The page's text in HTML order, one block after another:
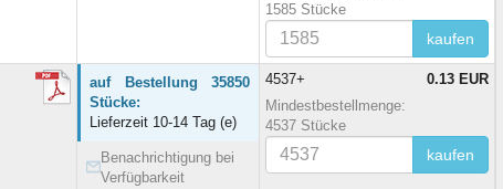
1585 Stücke
kaufen
auf Bestellung 35850
Stücke:
Lieferzeit 10-14 Tag (e)
Benachrichtigung bei
Verfügbarkeit
4537+
0.13 EUR
Mindestbestellmenge:
4537 Stücke
kaufen